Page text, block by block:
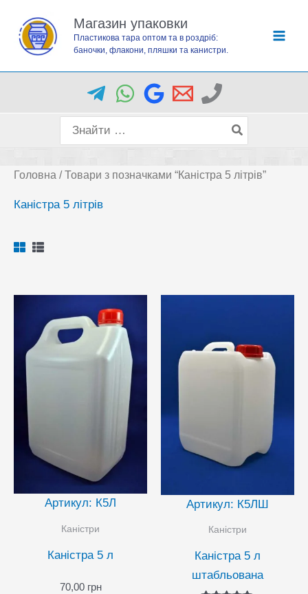
вмісту
Магазин упаковки
Пластикова тара оптом та в роздріб:
баночки, флакони, пляшки та канистри.
Пошук
для:
Головна / Товари з позначками “Каністра 5 літрів”
Каністра 5 літрів
Артикул: К5Л
Каністри
Каністра 5 л
70,00 грн
Артикул: К5ЛШ
Каністри
Каністра 5 л
штабльована